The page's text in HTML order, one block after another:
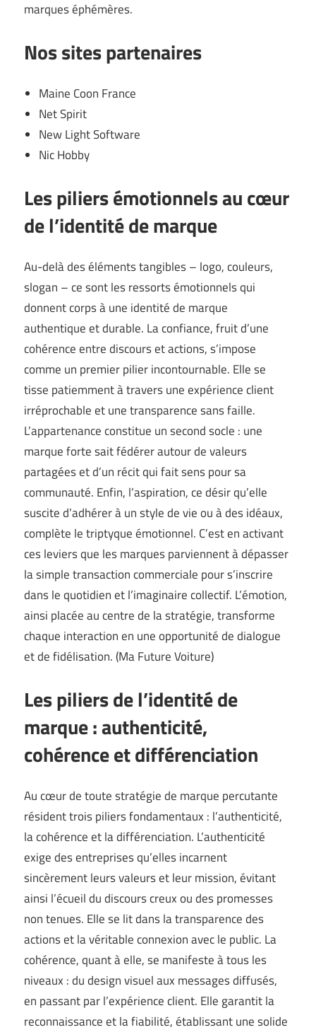
marques éphémères.
Nos sites partenaires
Maine Coon France
Net Spirit
New Light Software
Nic Hobby
Les piliers émotionnels au cœur
de l’identité de marque
Au-delà des éléments tangibles – logo, couleurs,
slogan – ce sont les ressorts émotionnels qui
donnent corps à une identité de marque
authentique et durable. La confiance, fruit d’une
cohérence entre discours et actions, s’impose
comme un premier pilier incontournable. Elle se
tisse patiemment à travers une expérience client
irréprochable et une transparence sans faille.
L’appartenance constitue un second socle : une
marque forte sait fédérer autour de valeurs
partagées et d’un récit qui fait sens pour sa
communauté. Enfin, l’aspiration, ce désir qu’elle
suscite d’adhérer à un style de vie ou à des idéaux,
complète le triptyque émotionnel. C’est en activant
ces leviers que les marques parviennent à dépasser
la simple transaction commerciale pour s’inscrire
dans le quotidien et l’imaginaire collectif. L’émotion,
ainsi placée au centre de la stratégie, transforme
chaque interaction en une opportunité de dialogue
et de fidélisation. (Ma Future Voiture)
Les piliers de l’identité de
marque : authenticité,
cohérence et différenciation
Au cœur de toute stratégie de marque percutante
résident trois piliers fondamentaux : l’authenticité,
la cohérence et la différenciation. L’authenticité
exige des entreprises qu’elles incarnent
sincèrement leurs valeurs et leur mission, évitant
ainsi l’écueil du discours creux ou des promesses
non tenues. Elle se lit dans la transparence des
actions et la véritable connexion avec le public. La
cohérence, quant à elle, se manifeste à tous les
niveaux : du design visuel aux messages diffusés,
en passant par l’expérience client. Elle garantit la
reconnaissance et la fiabilité, établissant une solide